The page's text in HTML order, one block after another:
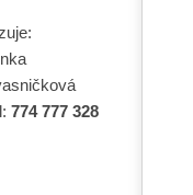
774 777 328